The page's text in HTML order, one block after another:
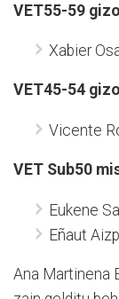
VET55-59
Xabier
VET45-54
Vicente
VET Sub50
Eukene
Eñaut
Ana Martinena